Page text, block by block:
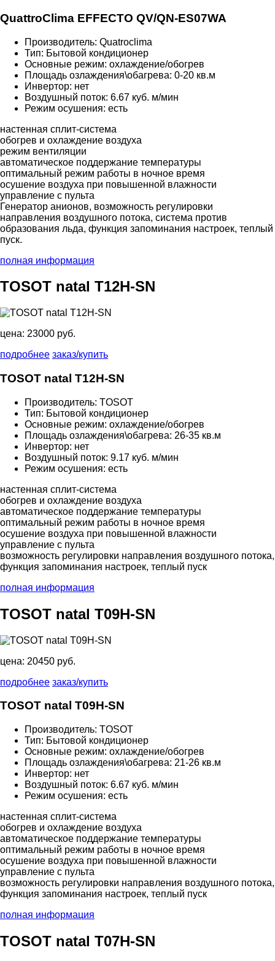
QuattroClima EFFECTO QV/QN-ES07WA
Производитель: Quatroclima
Тип: Бытовой кондиционер
Основные режим: охлаждение/обогрев
Площадь озлаждения\обагрева: 0-20 кв.м
Инвертор: нет
Воздушный поток: 6.67 куб. м/мин
Режим осушения: есть
настенная сплит-система
обогрев и охлаждение воздуха
режим вентиляции
автоматическое поддержание температуры
оптимальный режим работы в ночное время
осушение воздуха при повышенной влажности
управление с пульта
Генератор анионов, возможность регулировки
направления воздушного потока, система против
образования льда, функция запоминания настроек, теплый
пуск.
полная информация
TOSOT natal T12H-SN
цена: 23000 руб.
подробнее заказ/купить
TOSOT natal T12H-SN
Производитель: TOSOT
Тип: Бытовой кондиционер
Основные режим: охлаждение/обогрев
Площадь озлаждения\обагрева: 26-35 кв.м
Инвертор: нет
Воздушный поток: 9.17 куб. м/мин
Режим осушения: есть
настенная сплит-система
обогрев и охлаждение воздуха
автоматическое поддержание температуры
оптимальный режим работы в ночное время
осушение воздуха при повышенной влажности
управление с пульта
возможность регулировки направления воздушного потока,
функция запоминания настроек, теплый пуск
полная информация
TOSOT natal T09H-SN
цена: 20450 руб.
подробнее заказ/купить
TOSOT natal T09H-SN
Производитель: TOSOT
Тип: Бытовой кондиционер
Основные режим: охлаждение/обогрев
Площадь озлаждения\обагрева: 21-26 кв.м
Инвертор: нет
Воздушный поток: 6.67 куб. м/мин
Режим осушения: есть
настенная сплит-система
обогрев и охлаждение воздуха
автоматическое поддержание температуры
оптимальный режим работы в ночное время
осушение воздуха при повышенной влажности
управление с пульта
возможность регулировки направления воздушного потока,
функция запоминания настроек, теплый пуск
полная информация
TOSOT natal T07H-SN